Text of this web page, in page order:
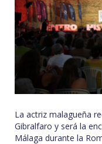
La actriz malagueña
Gibralfaro y será la
Málaga durante la